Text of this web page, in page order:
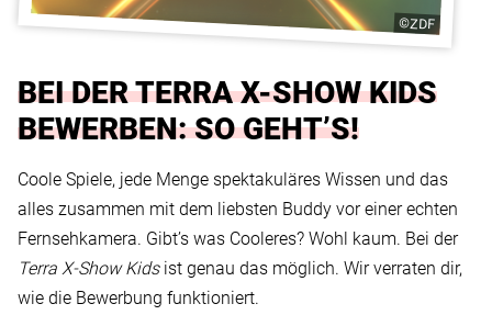
©ZDF
BEI DER TERRA X-SHOW KIDS
BEWERBEN: SO GEHT’S!
Coole Spiele, jede Menge spektakuläres Wissen und das
alles zusammen mit dem liebsten Buddy vor einer echten
Fernsehkamera. Gibt’s was Cooleres? Wohl kaum. Bei der
Terra X-Show Kidsist genau das möglich. Wir verraten dir,
wie die Bewerbung funktioniert.